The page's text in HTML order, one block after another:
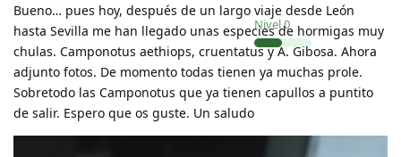
Nivel0
Bueno… pues hoy, después de un largo viaje desde León
hasta Sevilla me han llegado unas especies de hormigas muy
chulas. Camponotus aethiops, cruentatus y A. Gibosa. Ahora
adjunto fotos. De momento todas tienen ya muchas prole.
Sobretodo las Camponotus que ya tienen capullos a puntito
de salir. Espero que os guste. Un saludo